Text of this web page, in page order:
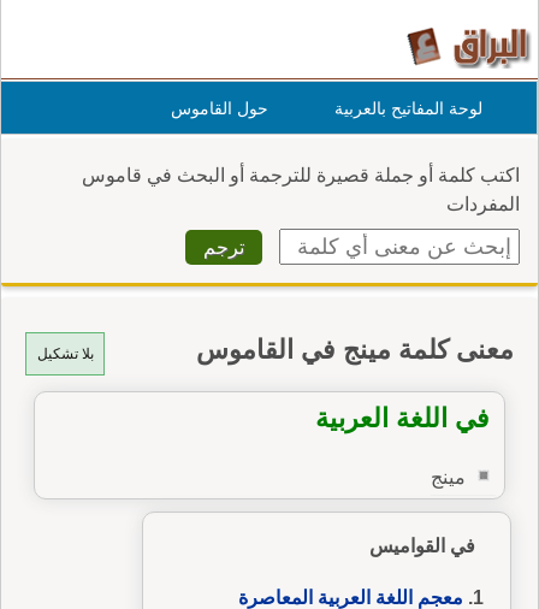
لوحة المفاتيح بالعربية حول القاموس
اكتب كلمة أو جملة قصيرة للترجمة أو البحث في قاموس
المفردات
بلا تشكيل معنى كلمة مينج في القاموس
في اللغة العربية
مينج
في القواميس
معجم اللغة العربية المعاصرة